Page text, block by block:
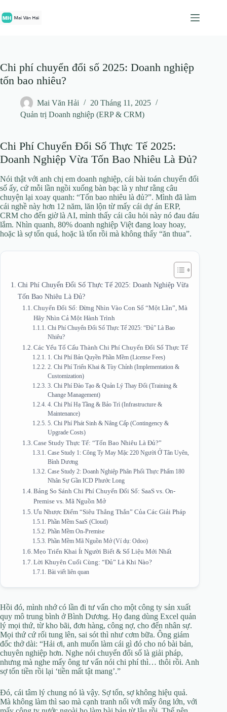
đến
phần
Chi phí chuyển đổi số 2025: Doanh nghiệp
tốn bao nhiêu?
Mai Văn Hải
20 Tháng 11, 2025
Quản trị Doanh nghiệp (ERP & CRM)
Chi Phí Chuyển Đổi Số Thực Tế 2025:
Doanh Nghiệp Vừa Tốn Bao Nhiêu Là Đủ?
Nói thật với anh chị em doanh nghiệp, cái bài toán chuyển đổi
số ấy, cứ mỗi lần ngồi xuống bàn bạc là y như rằng câu
chuyện lại xoay quanh: “Tốn bao nhiêu là đủ?”. Mình đã làm
cái nghề này hơn 12 năm, lăn lộn từ mấy cái dự án ERP,
CRM cho đến giờ là AI, mình thấy cái câu hỏi này nó đau đáu
lắm. Nhìn quanh, 80% doanh nghiệp Việt đang loay hoay,
hoặc là sợ tốn quá, hoặc là tốn rồi mà không thấy “ăn thua”.
Chi Phí Chuyển Đổi Số Thực Tế 2025: Doanh Nghiệp Vừa
Tốn Bao Nhiêu Là Đủ?
Chuyển Đổi Số: Đừng Nhìn Vào Con Số “Một Lần”, Mà
Hãy Nhìn Cả Một Hành Trình
Chi Phí Chuyển Đổi Số Thực Tế 2025: “Đủ” Là Bao
Nhiêu?
Các Yếu Tố Cấu Thành Chi Phí Chuyển Đổi Số Thực Tế
1. Chi Phí Bản Quyền Phần Mềm (License Fees)
2. Chi Phí Triển Khai & Tùy Chỉnh (Implementation &
Customization)
3. Chi Phí Đào Tạo & Quản Lý Thay Đổi (Training &
Change Management)
4. Chi Phí Hạ Tầng & Bảo Trì (Infrastructure &
Maintenance)
5. Chi Phí Phát Sinh & Nâng Cấp (Contingency &
Upgrade Costs)
Case Study Thực Tế: “Tốn Bao Nhiêu Là Đủ?”
Case Study 1: Công Ty May Mặc 220 Người Ở Tân Uyên,
Bình Dương
Case Study 2: Doanh Nghiệp Phân Phối Thực Phẩm 180
Nhân Sự Gần ICD Phước Long
Bảng So Sánh Chi Phí Chuyển Đổi Số: SaaS vs. On-
Premise vs. Mã Nguồn Mở
Ưu Nhược Điểm “Siêu Thẳng Thắn” Của Các Giải Pháp
Phần Mềm SaaS (Cloud)
Phần Mềm On-Premise
Phần Mềm Mã Nguồn Mở (Ví dụ: Odoo)
Mẹo Triển Khai Ít Người Biết & Số Liệu Mới Nhất
Lời Khuyên Cuối Cùng: “Đủ” Là Khi Nào?
Bài viết liên quan
Hồi đó, mình nhớ có lần đi tư vấn cho một công ty sản xuất
quy mô trung bình ở Bình Dương. Họ đang dùng Excel quản
lý mọi thứ, từ kho bãi, đơn hàng, công nợ, cho đến nhân sự.
Mọi thứ cứ rối tung lên, sai sót thì như cơm bữa. Ông giám
đốc thở dài: “Hải ơi, anh muốn làm cái gì đó cho nó bài bản,
chuyên nghiệp hơn. Nghe nói chuyển đổi số là giải pháp,
nhưng mà nghe mấy ông tư vấn nói chi phí thì… thôi rồi. Anh
sợ tốn tiền rồi lại ‘tiền mất tật mang’.”
Đó, cái tâm lý chung nó là vậy. Sợ tốn, sợ không hiệu quả.
Mà không làm thì sao mà cạnh tranh nổi với mấy ông lớn, với